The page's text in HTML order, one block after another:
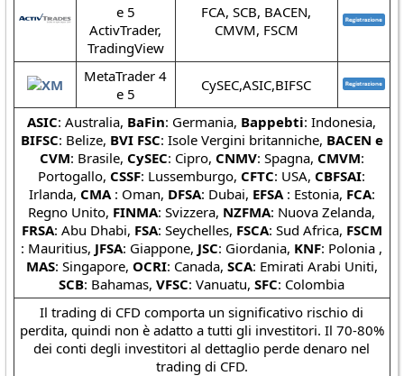
e 5
ActivTrader,
TradingView
FCA, SCB, BACEN,
CMVM, FSCM
MetaTrader 4
e 5
CySEC,ASIC,BIFSC
ASIC: Australia, BaFin: Germania, Bappebti: Indonesia,
BIFSC: Belize, BVI FSC: Isole Vergini britanniche, BACEN e
CVM: Brasile, CySEC: Cipro, CNMV: Spagna, CMVM:
Portogallo, CSSF: Lussemburgo, CFTC: USA, CBFSAI:
Irlanda, CMA: Oman, DFSA: Dubai, EFSA: Estonia, FCA:
Regno Unito, FINMA: Svizzera, NZFMA: Nuova Zelanda,
FRSA: Abu Dhabi, FSA: Seychelles, FSCA: Sud Africa, FSCM
: Mauritius, JFSA: Giappone, JSC: Giordania, KNF: Polonia ,
MAS: Singapore, OCRI: Canada, SCA: Emirati Arabi Uniti,
SCB: Bahamas,VFSC: Vanuatu,SFC: Colombia
Il trading di CFD comporta un significativo rischio di
perdita, quindi non è adatto a tutti gli investitori. Il 70-80%
dei conti degli investitori al dettaglio perde denaro nel
trading di CFD.